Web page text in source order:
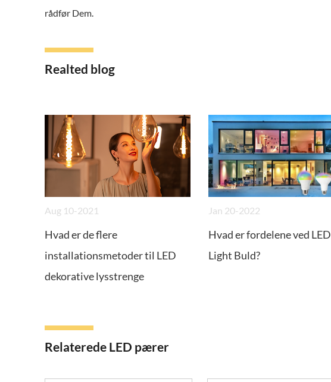
rådfør Dem.
Realted blog
Aug 10-2021
Hvad er de flere
installationsmetoder til LED
dekorative lysstrenge
Jan 20-2022
Hvad er fordelene ved LED
Light Buld?
Relaterede LED pærer